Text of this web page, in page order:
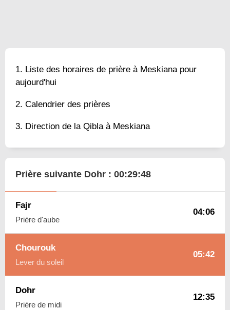
Liste des horaires de prière à Meskiana pour
aujourd'hui
Calendrier des prières
Direction de la Qibla à Meskiana
Prière suivante Dohr : 00:29:47
Fajr
Prière d'aube
04:06
Chourouk
Lever du soleil
05:42
Dohr
Prière de midi
12:35